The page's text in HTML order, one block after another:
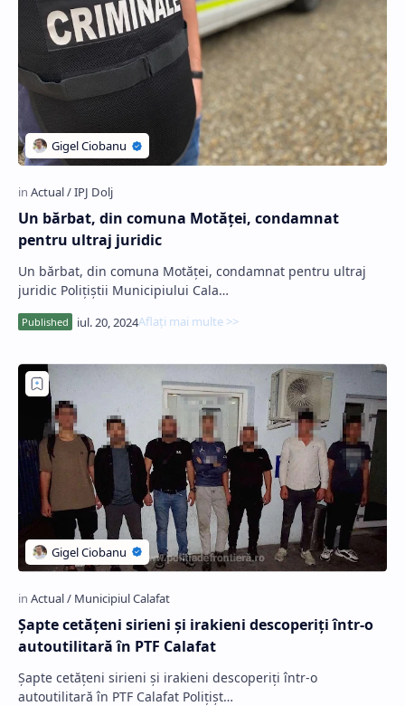
Un bărbat, din comuna Motăței, condamnat
pentru ultraj juridic
Un bărbat, din comuna Motăței, condamnat pentru ultraj
juridic Polițiștii Municipiului Cala…
Șapte cetățeni sirieni și irakieni descoperiți într-o
autoutilitară în PTF Calafat
Șapte cetățeni sirieni și irakieni descoperiți într-o
autoutilitară în PTF Calafat Polițișt…